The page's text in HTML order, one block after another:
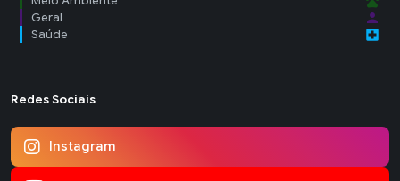
Geral person
Saúde local_hospital
Redes Sociais
Instagram